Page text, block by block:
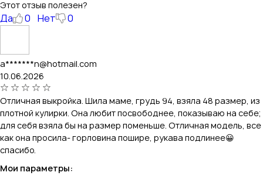
Этот отзыв полезен?
Да 0 Нет 0
a*******n@hotmail.com
10.06.2026
Отличная выкройка. Шила маме, грудь 94, взяла 48 размер, из
плотной кулирки. Она любит посвободнее, показываю на себе;
для себя взяла бы на размер поменьше. Отличная модель, все
как она просила- горловина пошире, рукава подлинее😀
спасибо.
Мои параметры: